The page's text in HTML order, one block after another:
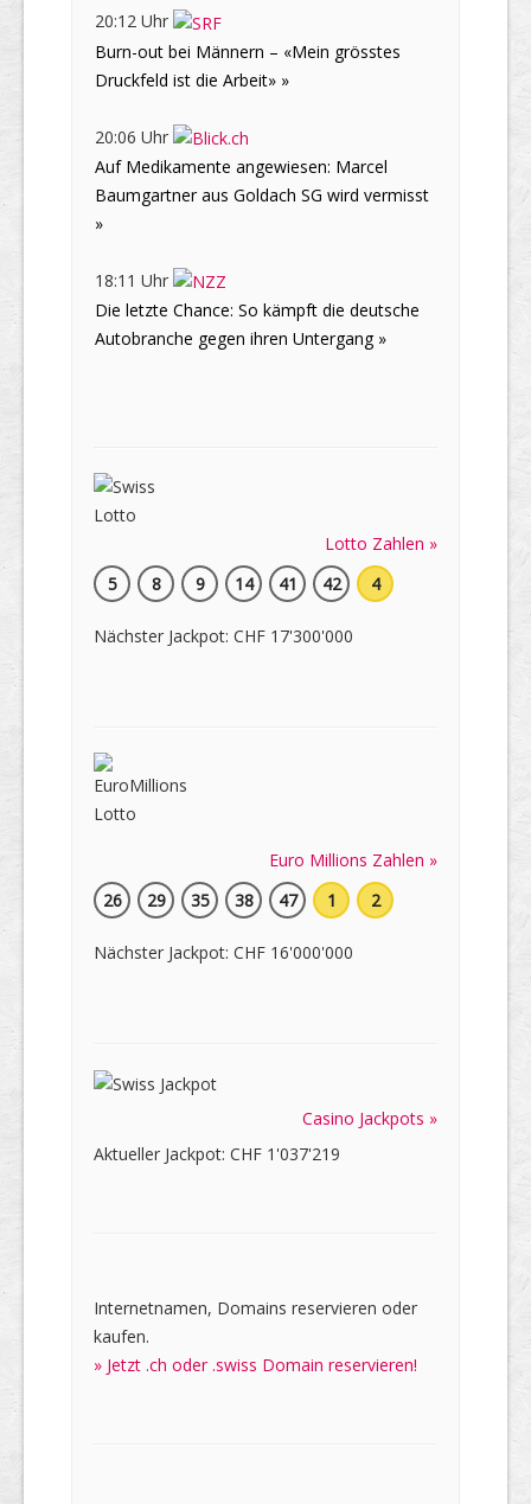
20:12 Uhr
Burn-out bei Männern – «Mein grösstes
Druckfeld ist die Arbeit» »
20:06 Uhr
Auf Medikamente angewiesen: Marcel
Baumgartner aus Goldach SG wird vermisst
»
18:11 Uhr
Die letzte Chance: So kämpft die deutsche
Autobranche gegen ihren Untergang »
Lotto Zahlen »
5
8 9 14 41 42 4
Nächster Jackpot: CHF 17'300'000
Euro Millions Zahlen »
26
29 35 38 47 1 2
Nächster Jackpot: CHF 16'000'000
Casino Jackpots »
Aktueller Jackpot: CHF 1'037'219
Internetnamen, Domains reservieren oder
kaufen.
» Jetzt .ch oder .swiss Domain reservieren!